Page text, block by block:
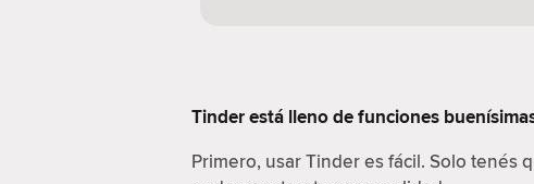
Tinder está lleno de funciones
Primero, usar Tinder es fácil. Solo tenés